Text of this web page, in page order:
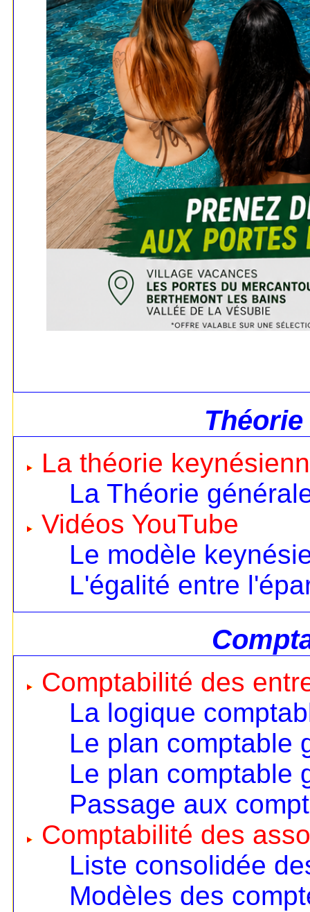
La théorie
La Théorie
Vidéos YouTube
Le modèle
L'égalité entre
Comptabilité des
La logique
Le plan comptable
Le plan comptable
Passage aux
Comptabilité des
Liste consolidée
Modèles des